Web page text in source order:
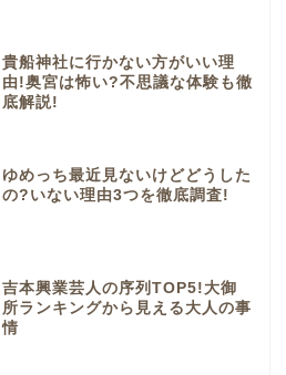
貴船神社に行かない方がいい理
由!奥宮は怖い?不思議な体験も徹
底解説!
ゆめっち最近見ないけどどうした
の?いない理由3つを徹底調査!
吉本興業芸人の序列TOP5!大御
所ランキングから見える大人の事
情